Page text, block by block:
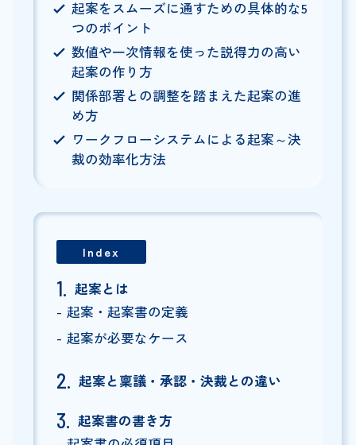
起案をスムーズに通すための具体的な5
つのポイント
数値や一次情報を使った説得力の高い
起案の作り方
関係部署との調整を踏まえた起案の進
め方
ワークフローシステムによる起案～決
裁の効率化方法
Index
起案とは
起案・起案書の定義
起案が必要なケース
起案と稟議・承認・決裁との違い
起案書の書き方